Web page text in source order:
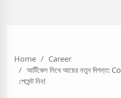
Home
Career
আর্টিকেল লিখে আয়ের নতুন দিগন্ত:
পেমেন্ট নিন!